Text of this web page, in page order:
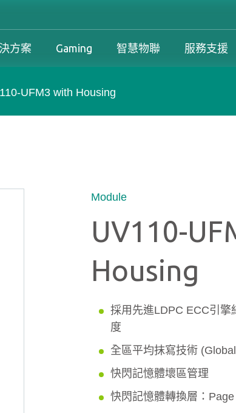
決方案總覽
方案
商務解決方案總覽
生活
資料
Gaming
總覽
智慧物聯 服務支援
工控解決方案
產品變更和停產政策
UFM3 with Housing
Module
UV110-
Housing
採用先進LDPC ECC引擎
度
全區平均抹寫技術
快閃記憶體壞區管理
快閃記憶體轉換層：